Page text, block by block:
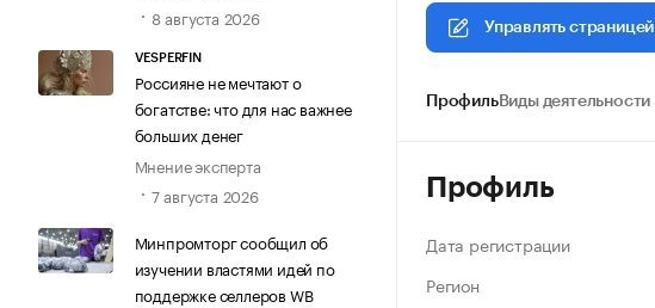
8 августа 2026
VESPERFIN
Россияне не мечтают о
богатстве: что для нас важнее
больших денег
Мнение эксперта
7 августа 2026
Минпромторг сообщил об
изучении властями идей по
поддержке селлеров WB
Управлять страницей
ПрофильВиды деятельности
Профиль
Дата регистрации
Регион